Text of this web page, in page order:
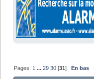
Pages: 1 ...29 30 [31] En bas